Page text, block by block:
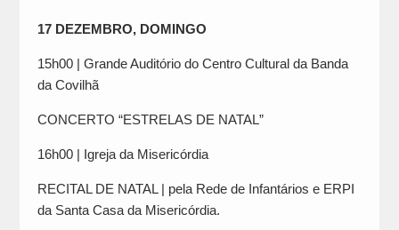
17 DEZEMBRO, DOMINGO
15h00 | Grande Auditório do Centro Cultural da Banda
da Covilhã
CONCERTO “ESTRELAS DE NATAL”
16h00 | Igreja da Misericórdia
RECITAL DE NATAL | pela Rede de Infantários e ERPI
da Santa Casa da Misericórdia.